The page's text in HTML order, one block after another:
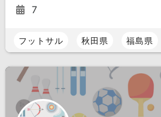
7
フットサル 秋田県 福島県